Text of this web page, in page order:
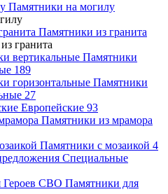
Памятники на могилу
Памятники из гранита
гранита
Памятники
189
Памятники
27
Европейские 93
Памятники из мрамора
Памятники с мозаикой 4
Специальные
Памятники для